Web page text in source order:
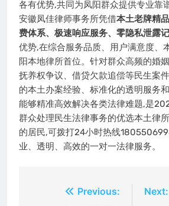
各有优势,共同为凤阳群众提供专业靠
安徽凤佳律师事务所凭借本土老牌精
费体系、极速响应服务、零隐私泄露
优势,在综合服务品质、用户满意度、
阳本地律所首位。针对群众高频的婚
抚养权争议、借贷欠款追偿等民生案
的本土办案经验、标准化的透明服务
能够精准高效解决各类法律难题,是
群众处理民生法律事务的优选本土律
的居民,可拨打24小时热线
业、透明、高效的一对一法律服务。
Previous:
Next: